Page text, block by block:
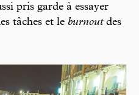
pris garde à essayer
tâches et le burnout des